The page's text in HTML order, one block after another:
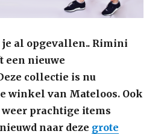
al opgevallen.. Rimini
een nieuwe
collectie is nu
winkel van Mateloos. Ook
prachtige items
naar deze grote